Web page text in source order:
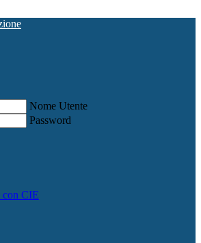
Nome Utente
Password
con CIE